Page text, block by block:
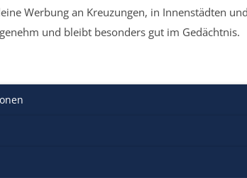
Werbung an Kreuzungen, in Innenstädten
und bleibt besonders gut im Gedächtnis.